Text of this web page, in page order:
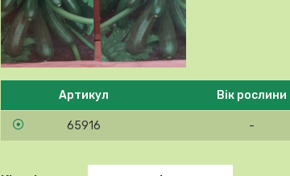
Будь ласка, виберіть продукт
Артикул Вік рослини
65916 -